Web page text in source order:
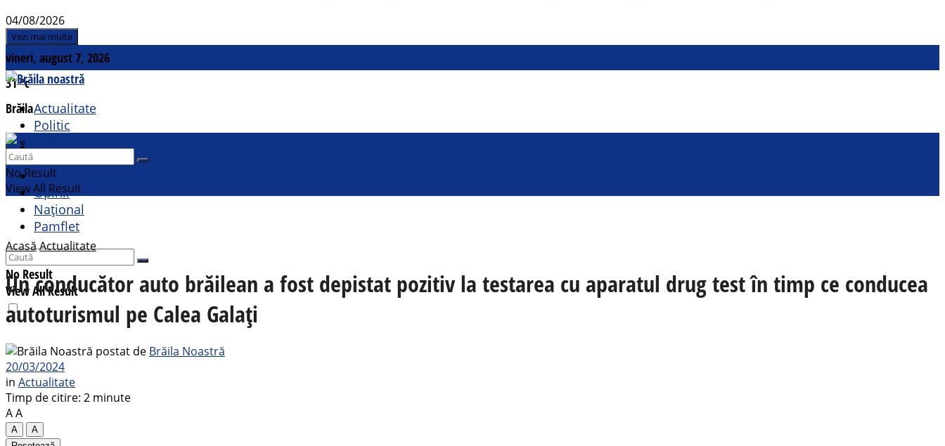
04/08/2026
Vezi mai multe
vineri, august 7, 2026
31°c
Brăila
Contact
Actualitate
Politic
Cultural
Opinii
Național
Pamflet
No Result
View All Result
No Result
View All Result
AcasăActualitate
Un conducător auto brăilean a fost depistat pozitiv la testarea cu aparatul drug test în timp ce conducea
autoturismul pe Calea Galați
postat de Brăila Noastră
20/03/2024
in Actualitate
Timp de citire: 2 minute
AA
A
A